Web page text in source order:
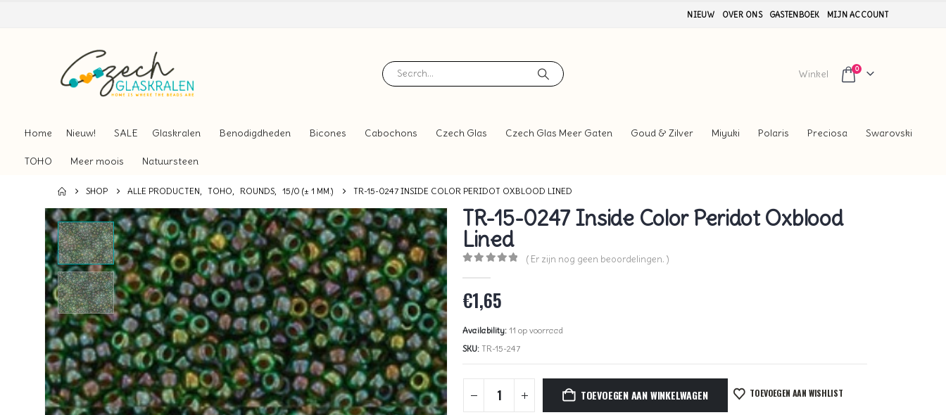
NIEUW OVER ONS GASTENBOEK MIJN ACCOUNT
Winkel 0
Home Nieuw! SALE Glaskralen Benodigdheden Bicones Cabochons Czech Glas Czech Glas Meer Gaten Goud & Zilver Miyuki Polaris Preciosa Swarovski
TOHO Meer moois Natuursteen
SHOP ALLE PRODUCTEN, TOHO, ROUNDS, 15/0 (± 1 MM.) TR-15-0247 INSIDE COLOR PERIDOT OXBLOOD LINED
TR-15-0247 Inside Color Peridot Oxblood
Lined
( Er zijn nog geen beoordelingen. )
€1,65
Availability: 11 op voorraad
SKU: TR-15-247
TOEVOEGEN AAN WINKELWAGEN TOEVOEGEN AAN WISHLIST